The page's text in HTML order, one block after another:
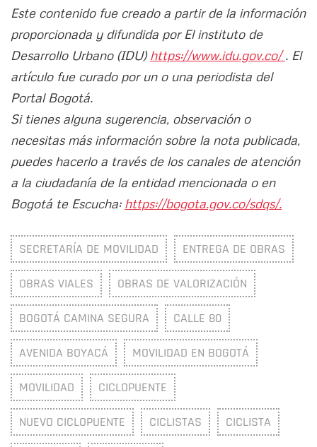
Este contenido fue creado a partir de la información
proporcionada y difundida por El instituto de
Desarrollo Urbano (IDU) https://www.idu.gov.co/. El
artículo fue curado por un o una periodista del
Portal Bogotá.
Si tienes alguna sugerencia, observación o
necesitas más información sobre la nota publicada,
puedes hacerlo a través de los canales de atención
a la ciudadanía de la entidad mencionada o en
Bogotá te Escucha: https://bogota.gov.co/sdqs/.
SECRETARÍA DE MOVILIDAD ENTREGA DE OBRAS
OBRAS VIALES OBRAS DE VALORIZACIÓN
BOGOTÁ CAMINA SEGURA CALLE 80
AVENIDA BOYACÁ MOVILIDAD EN BOGOTÁ
MOVILIDAD CICLOPUENTE
NUEVO CICLOPUENTE CICLISTAS CICLISTA